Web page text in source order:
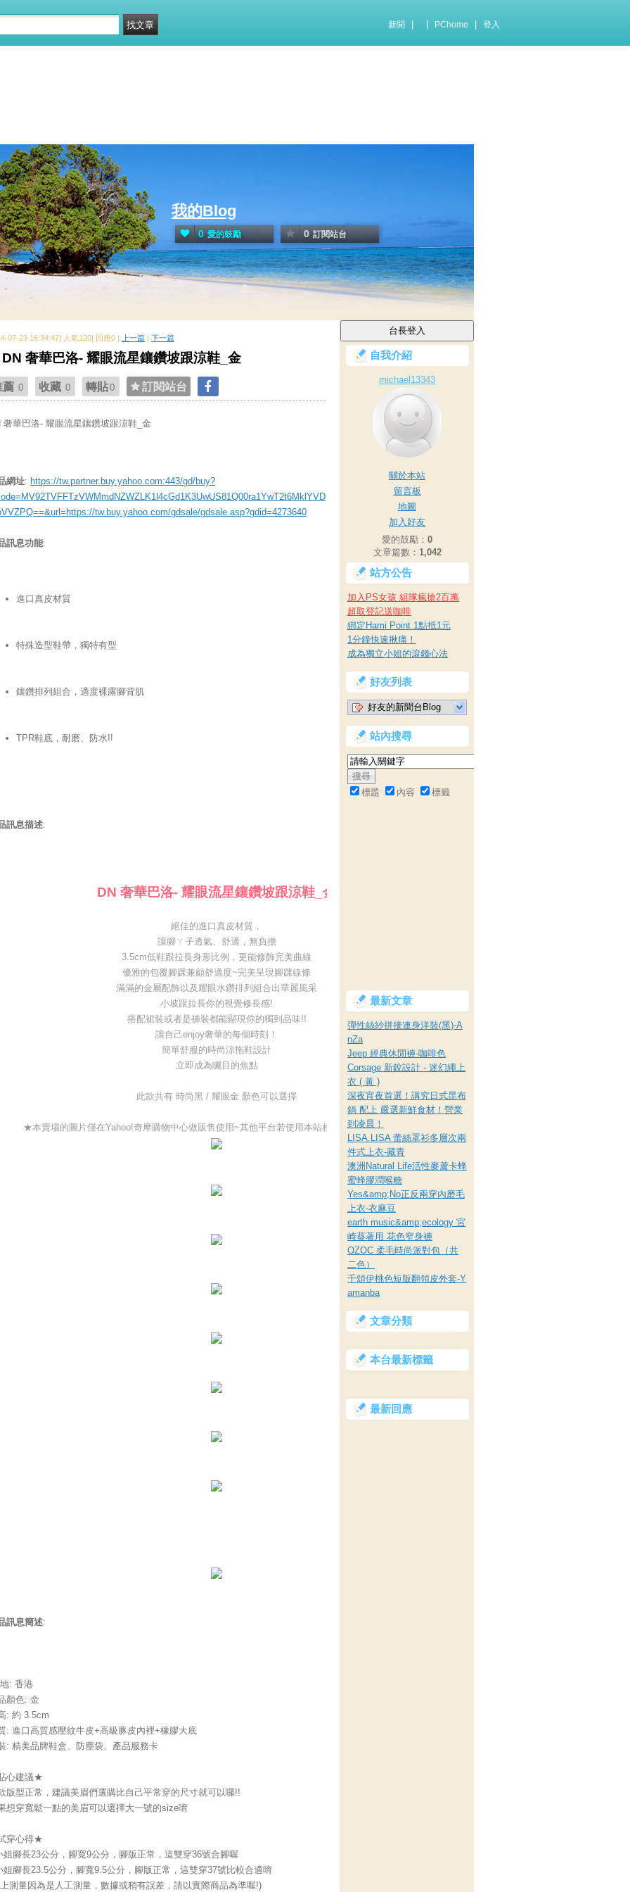
新聞 PChome 登入
我的Blog
0 愛的鼓勵 0 訂閱站台
07-23 16:34:47| 人氣120| 回應0 | 上一篇 | 下一篇
DN 奢華巴洛- 耀眼流星鑲鑽坡跟涼鞋_金
薦 0 收藏 0 轉貼0 訂閱站台
奢華巴洛- 耀眼流星鑲鑽坡跟涼鞋_金
網址: https://tw.partner.buy.yahoo.com:443/gd/buy?
tw.buy.yahoo.com/gdsale/gdsale.asp?gdid=4273640
訊息功能:
進口真皮材質
特殊造型鞋帶，獨特有型
鑲鑽排列組合，適度裸露腳背肌
TPR鞋底，耐磨、防水!!
訊息描述:
DN 奢華巴洛- 耀眼流星鑲鑽坡跟涼鞋_金
絕佳的進口真皮材質，
讓腳ㄚ子透氣、舒適，無負擔
3.5cm低鞋跟拉長身形比例，更能修飾完美曲線
優雅的包覆腳踝兼顧舒適度~完美呈現腳踝線條
滿滿的金屬配飾以及耀眼水鑽排列組合出華麗風采
小坡跟拉長你的視覺修長感!
搭配裙裝或者是褲裝都能顯現你的獨到品味!!
讓自己enjoy奢華的每個時刻！
簡單舒服的時尚涼拖鞋設計
立即成為矚目的焦點
此款共有 時尚黑 / 耀眼金 顏色可以選擇
★本賣場的圖片僅在Yahoo!奇摩購物中心做販售使用~其他平台若使用本站相關圖片~皆屬侵權★
訊息簡述:
: 香港
顏色: 金
: 約 3.5cm
: 進口高質感壓紋牛皮+高級豚皮內裡+橡膠大底
: 精美品牌鞋盒、防塵袋、產品服務卡
心建議★
版型正常，建議美眉們選購比自己平常穿的尺寸就可以囉!!
想穿寬鬆一點的美眉可以選擇大一號的size唷
穿心得★
姐腳長23公分，腳寬9公分，腳版正常，這雙穿36號合腳喔
姐腳長23.5公分，腳寬9.5公分，腳版正常，這雙穿37號比較合適唷
測量因為是人工測量，數據或稍有誤差，請以實際商品為準喔!)
自我介紹
michael13343
關於本站
留言板
地圖
加入好友
愛的鼓勵： 0
文章篇數： 1,042
站方公告
加入PS女孩 組隊瘋搶2百萬
超取登記送咖啡
綁定Hami Point 1點抵1元
1分鐘快速揪痛！
成為獨立小姐的滾錢心法
好友列表
好友的新聞台Blog
站內搜尋
標題 內容 標籤
最新文章
彈性絲紗拼接連身洋裝(黑)-A
nZa
Jeep 經典休閒褲-咖啡色
Corsage 新銳設計 - 迷幻繩上
衣 ( 黃 )
深夜宵夜首選！講究日式昆布
鍋 配上 嚴選新鮮食材！營業
到凌晨！
LISA.LISA 蕾絲罩衫多層次兩
件式上衣-藏青
澳洲Natural Life活性麥蘆卡蜂
蜜蜂膠潤喉糖
Yes&amp;No正反兩穿內磨毛
上衣-衣麻豆
earth music&amp;ecology 宮
崎葵著用 花色窄身褲
OZOC 柔毛時尚派對包（共
二色）
千頌伊桃色短版翻領皮外套-Y
amanba
文章分類
本台最新標籤
最新回應